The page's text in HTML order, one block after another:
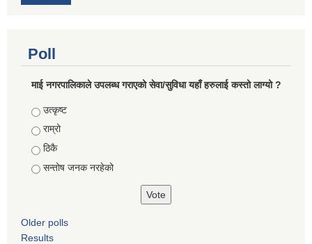
Poll
माई नगरपालिकाले उपलब्ध गराएको सेवा/सुविधा यहाँ हरुलाई कस्तो लाग्यो ?
Choices
उत्कृष्ट
राम्रो
ठिकै
सन्तोष जनक नरहेको
Older polls
Results